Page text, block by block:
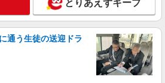
とりあえずキープ
通う生徒の送迎ドラ